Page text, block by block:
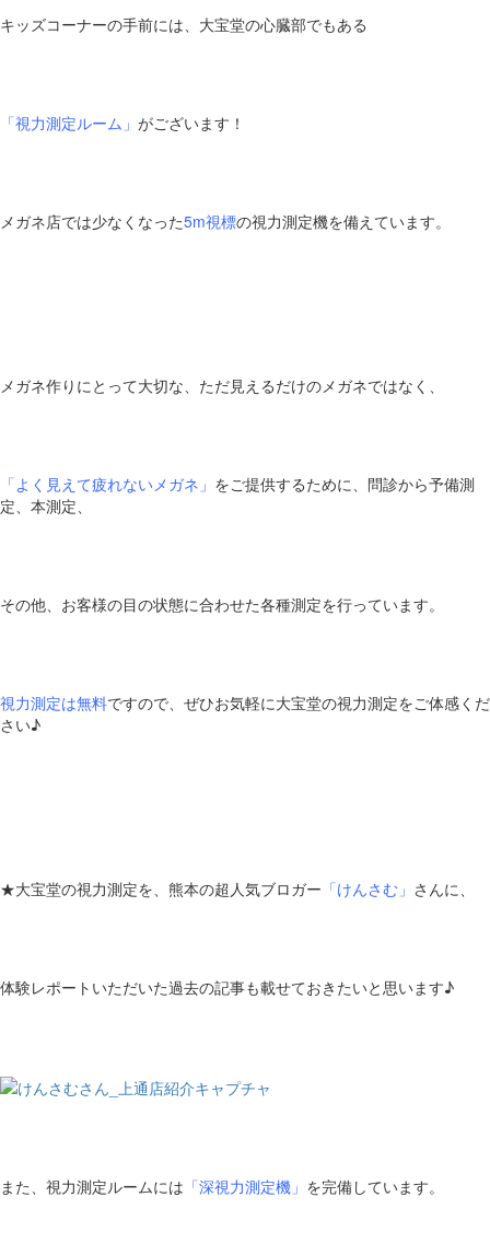
キッズコーナーの手前には、大宝堂の心臓部でもある
「視力測定ルーム」 がございます！
メガネ店では少なくなった5m視標の視力測定機を備えています。
メガネ作りにとって大切な、ただ見えるだけのメガネではなく、
「よく見えて疲れないメガネ」 をご提供するために、問診から予備測
定、本測定、
その他、お客様の目の状態に合わせた各種測定を行っています。
視力測定は無料ですので、ぜひお気軽に大宝堂の視力測定をご体感くだ
さい♪
★大宝堂の視力測定を、熊本の超人気ブロガー 「けんさむ」 さんに、
体験レポートいただいた過去の記事も載せておきたいと思います♪
また、視力測定ルームには 「深視力測定機」 を完備しています。